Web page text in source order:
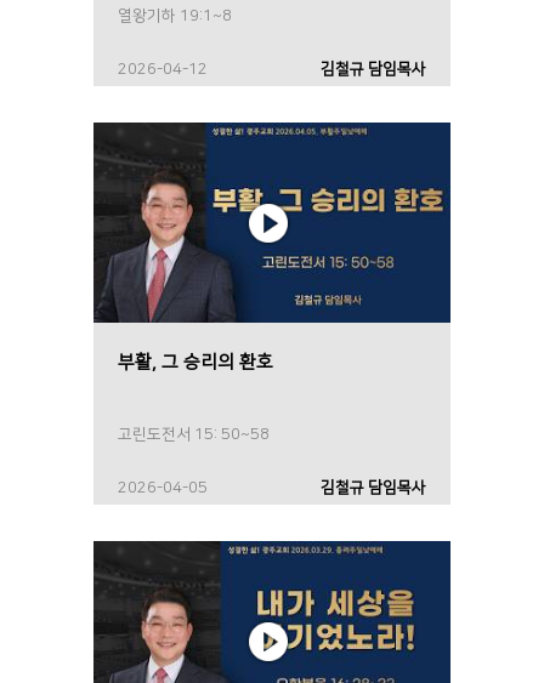
열왕기하 19:1~8
2026-04-12 김철규 담임목사
부활, 그 승리의 환호
고린도전서 15: 50~58
2026-04-05 김철규 담임목사